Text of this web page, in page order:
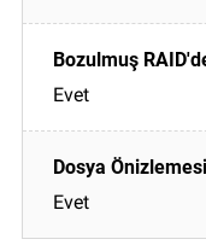
Evet
Evet